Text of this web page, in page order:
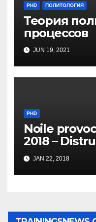
PHD ПОЛИТОЛОГИЯ
Теория
процессов
JUN 19, 2021
PHD
Noile
2018 –
structurilor
JAN 22, 2018